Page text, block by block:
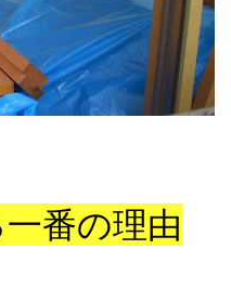
番の理由